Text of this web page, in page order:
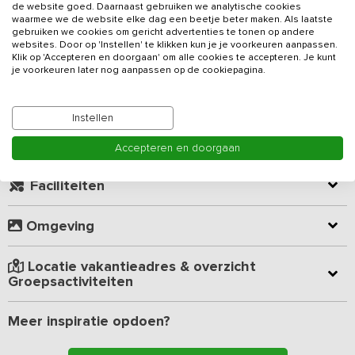
buitenzwembad (geopend van mei t/m september). De
groepsaccommodatie ligt te midden van het natuurgebied de
Weerribben en de oerbossen van de Eese. Je wandelt of fietst zo
de natuur in.
vriendengroepen tot 30 personen. Je beschikt over 13
slaapkamers met boxspring bedden, 9 badkamers en volop
voorzieningen voor jong en oud. De woonkamer is voorzien van
lounge, gashaard, bar met tap en verschillende zithoekjes.
professionele keuken beschikt over een 6-pits elektrisch fornuis,
vaatwasser, oven, magnetron en uiteraard voldoende koeling.
Geen zin om zelf te koken? Het verzorgen van een uitgebreid
ontbijt, lunch, diner, buffet en zelfs boodschappenservice behoort
tot de mogelijkheden. Wat dacht je van een heerlijk
stamppottenbuffet, een uitgebreide luxe brunch of een geweldige
Lees meer
Kamer indeling
Geverifieerde beoordelingen
Faciliteiten
Omgeving
Locatie vakantieadres & overzicht
Groepsactiviteiten
Meer inspiratie opdoen?
de website goed. Daarnaast gebruiken we analytische cookies
waarmee we de website elke dag een beetje beter maken. Als laatste
gebruiken we cookies om gericht advertenties te tonen op andere
websites. Door op 'Instellen' te klikken kun je je voorkeuren aanpassen.
Klik op 'Accepteren en doorgaan' om alle cookies te accepteren. Je kunt
je voorkeuren later nog aanpassen op de cookiepagina.
Instellen
Accepteren en doorgaan